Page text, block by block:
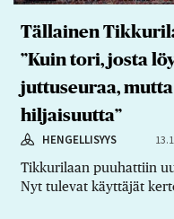
Tällainen
”Kuin tori, josta
juttuseuraa,
hiljaisuutta”
HENGELLISYYS
Tikkurilaan puuhattiin
Nyt tulevat käyttäjät